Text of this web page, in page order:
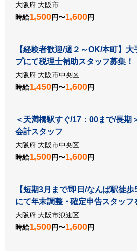
大阪府 大阪市
時給1,500円〜1,600円
【経験者歓迎/週２～OK/本町】
プにて税理士補助スタッフ募集！
大阪府 大阪市中央区
時給1,450円〜1,600円
＜天満橋駅すぐ/17：00まで/長期
会計スタッフ
大阪府 大阪市中央区
時給1,500円〜1,600円
【短期3月まで/即日/なんば駅徒
にて年末調整・確定申告スタッフ
大阪府 大阪市浪速区
時給1,500円〜1,600円